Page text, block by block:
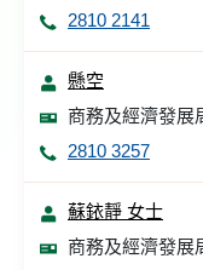
2810 2141
懸空
商務及經濟發展
2810 3257
蘇銥靜 女士
商務及經濟發展